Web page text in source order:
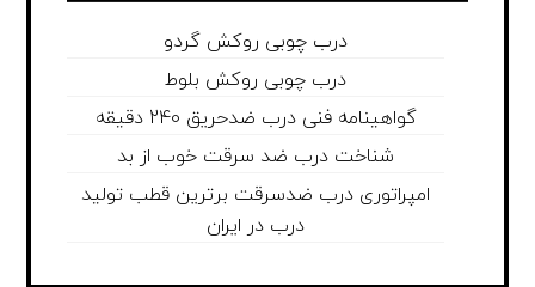
درب چوبی روکش گردو
درب چوبی روکش بلوط
گواهینامه فنی درب ضدحریق 240 دقیقه
شناخت درب ضد سرقت خوب از بد
امپراتوری درب ضدسرقت برترین قطب تولید
درب در ایران